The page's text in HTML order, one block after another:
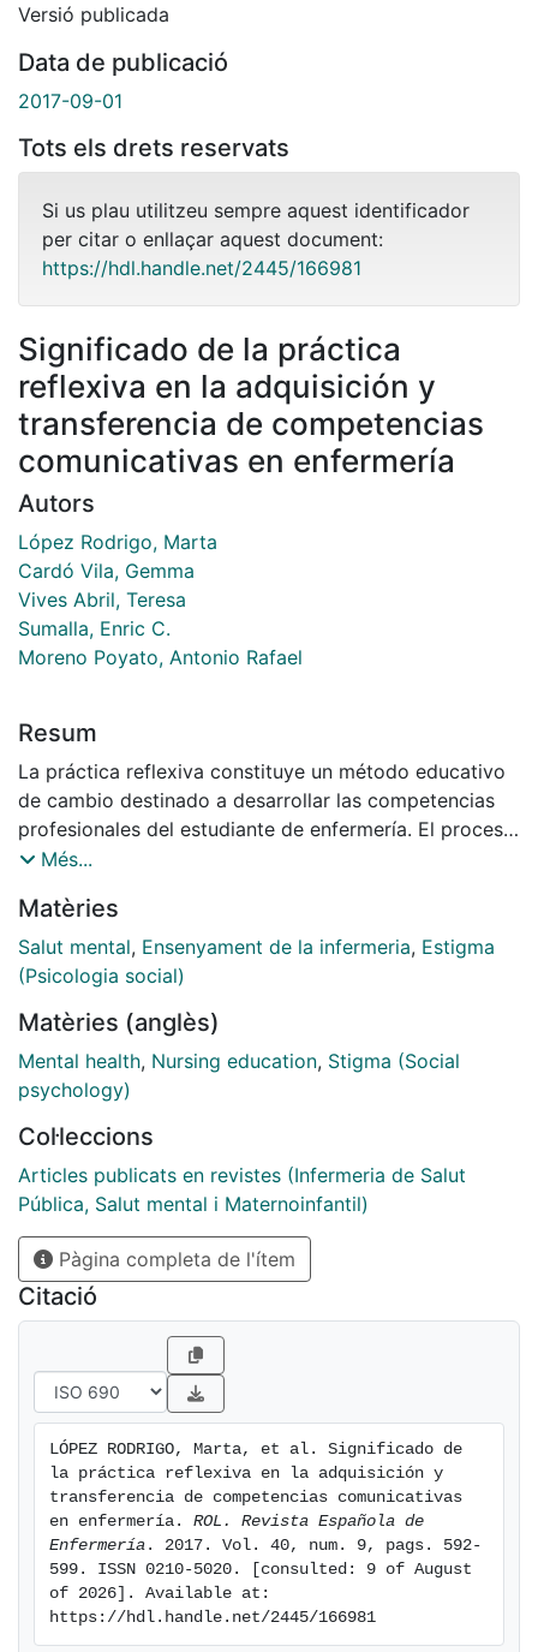
Versió publicada
Data de publicació
2017-09-01
Tots els drets reservats
Si us plau utilitzeu sempre aquest identificador
per citar o enllaçar aquest document:
https://hdl.handle.net/2445/166981
Significado de la práctica
reflexiva en la adquisición y
transferencia de competencias
comunicativas en enfermería
Autors
López Rodrigo, Marta
Cardó Vila, Gemma
Vives Abril, Teresa
Sumalla, Enric C.
Moreno Poyato, Antonio Rafael
Resum
La práctica reflexiva constituye un método educativo
de cambio destinado a desarrollar las competencias
profesionales del estudiante de enfermería. El proceso
parte de la capacidad autocrítica, del reconocimiento
la responsabilidad y del crecimiento personal. Sin
embargo, los cambios obtenidos tras ese proceso
formativo pueden no mantenerse en la etapa
explorar el significado que las enfermeras atribuían al
proceso educativo, a lo largo de su formación
universitaria, de adquisición de competencias
mantenimiento posterior. Desde una aproximación
fenomenológica se entrevistó a dieciséis enfermeras
que habían adquirido competencias relacionales a
través de la práctica reflexiva. Del análisis de los
datos resultó un dominio central que se denominó
«espíritu del prácticum» y cinco núcleos temáticos:
aprendizaje profesional, prejuicios y dificultades
personales, características y desarrollo de la
profesión, crecimiento personal y profesional, y
evolución hacia la profesionalidad. La transformación
y el cambio experimentados durante el prácticum se
mantuvieron en el tiempo y se transfirieron a la
práctica profesional en ámbitos de enfermería
distintos a la salud mental. Junto con la voluntad de
transferir las competencias adquiridas, los resultados
revelaron dificultades asociadas a las condiciones
laborales y la necesidad de un mayor soporte externo
Més...
Matèries
Salut mental, Ensenyament de la infermeria, Estigma
(Psicologia social)
Matèries (anglès)
Mental health, Nursing education, Stigma (Social
psychology)
Col·leccions
Articles publicats en revistes (Infermeria de Salut
Pública, Salut mental i Maternoinfantil)
Pàgina completa de l'ítem
Citació
LÓPEZ RODRIGO, Marta, et al. Significado de
la práctica reflexiva en la adquisición y
transferencia de competencias comunicativas
en enfermería. ROL. Revista Española de
Enfermería . 2017. Vol. 40, num. 9, pags. 592-
599. ISSN 0210-5020. [consulted: 9 of August
of 2026]. Available at:
https://hdl.handle.net/2445/166981